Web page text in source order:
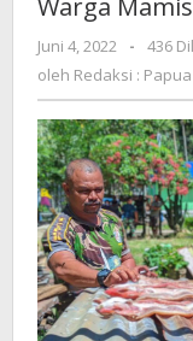
Warga
Juni 4, 2022
oleh
Redaksi
Star
-
436
oleh Redaksi :